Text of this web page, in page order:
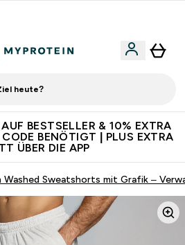
heute?
BESTSELLER & 10% EXTRA
BENÖTIGT | PLUS EXTRA
ÜBER DIE APP
Washed Sweatshorts mit Grafik –